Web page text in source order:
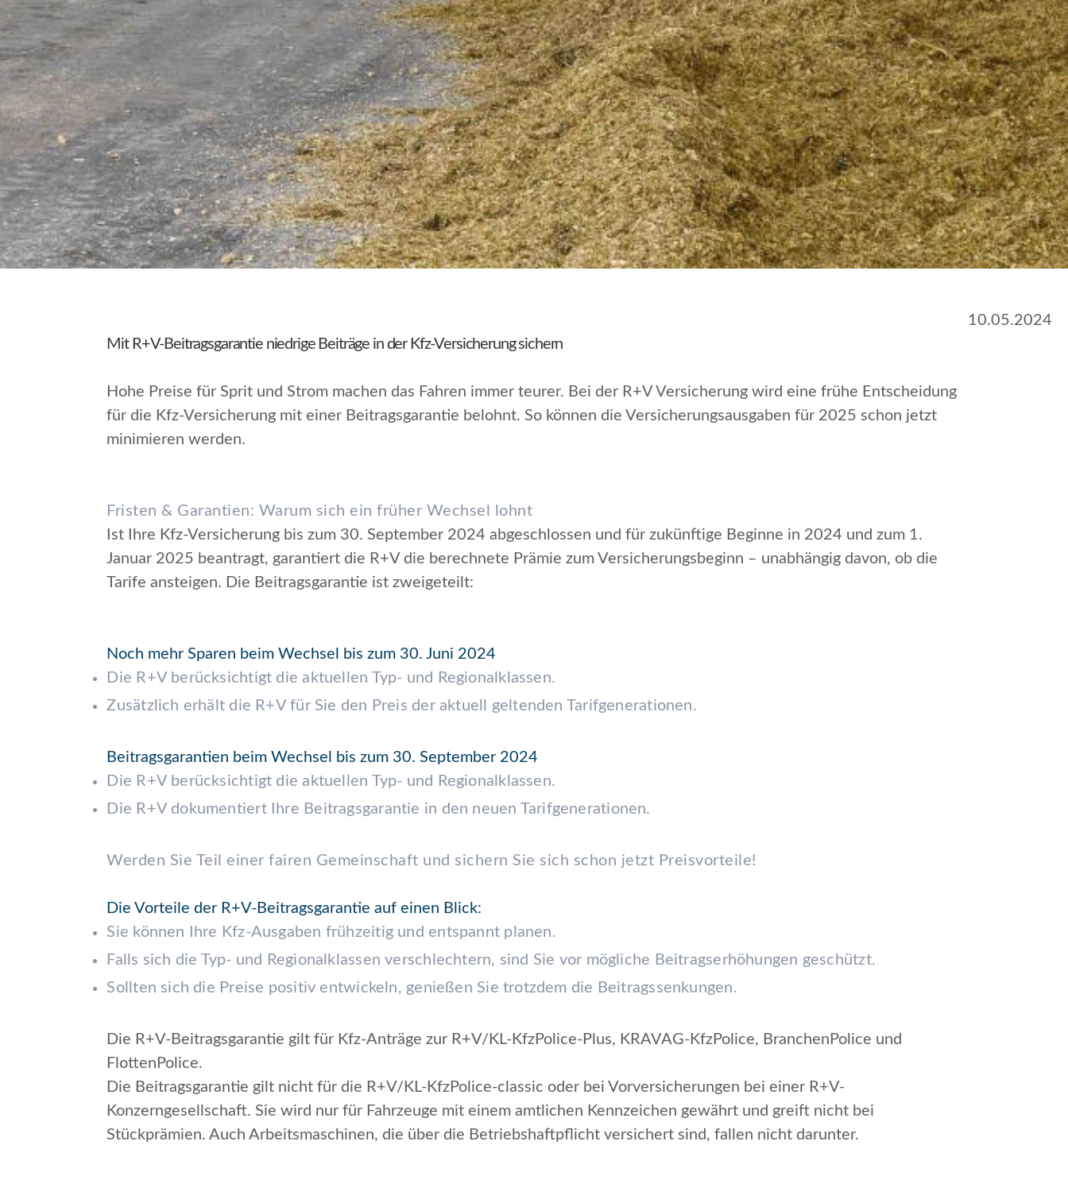
10.05.2024
Mit R+V-Beitragsgarantie niedrige Beiträge in der Kfz-Versicherung sichern
Hohe Preise für Sprit und Strom machen das Fahren immer teurer. Bei der R+V Versicherung wird eine frühe Entscheidung
für die Kfz-Versicherung mit einer Beitragsgarantie belohnt. So können die Versicherungsausgaben für 2025 schon jetzt
minimieren werden.
Fristen & Garantien: Warum sich ein früher Wechsel lohnt
Ist Ihre Kfz-Versicherung bis zum 30. September 2024 abgeschlossen und für zukünftige Beginne in 2024 und zum 1.
Januar 2025 beantragt, garantiert die R+V die berechnete Prämie zum Versicherungsbeginn – unabhängig davon, ob die
Tarife ansteigen. Die Beitragsgarantie ist zweigeteilt:
Noch mehr Sparen beim Wechsel bis zum 30. Juni 2024
Die R+V berücksichtigt die aktuellen Typ- und Regionalklassen.
Zusätzlich erhält die R+V für Sie den Preis der aktuell geltenden Tarifgenerationen.
Beitragsgarantien beim Wechsel bis zum 30. September 2024
Die R+V berücksichtigt die aktuellen Typ- und Regionalklassen.
Die R+V dokumentiert Ihre Beitragsgarantie in den neuen Tarifgenerationen.
Werden Sie Teil einer fairen Gemeinschaft und sichern Sie sich schon jetzt Preisvorteile!
Die Vorteile der R+V-Beitragsgarantie auf einen Blick:
Sie können Ihre Kfz-Ausgaben frühzeitig und entspannt planen.
Falls sich die Typ- und Regionalklassen verschlechtern, sind Sie vor mögliche Beitragserhöhungen geschützt.
Sollten sich die Preise positiv entwickeln, genießen Sie trotzdem die Beitragssenkungen.
Die R+V-Beitragsgarantie gilt für Kfz-Anträge zur R+V/KL-KfzPolice-Plus, KRAVAG-KfzPolice, BranchenPolice und
FlottenPolice.
Die Beitragsgarantie gilt nicht für die R+V/KL-KfzPolice-classic oder bei Vorversicherungen bei einer R+V-
Konzerngesellschaft. Sie wird nur für Fahrzeuge mit einem amtlichen Kennzeichen gewährt und greift nicht bei
Stückprämien. Auch Arbeitsmaschinen, die über die Betriebshaftpflicht versichert sind, fallen nicht darunter.